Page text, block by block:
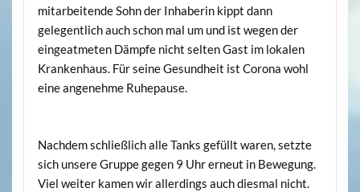
mitarbeitende Sohn der Inhaberin kippt dann
gelegentlich auch schon mal um und ist wegen der
eingeatmeten Dämpfe nicht selten Gast im lokalen
Krankenhaus. Für seine Gesundheit ist Corona wohl
eine angenehme Ruhepause.
Nachdem schließlich alle Tanks gefüllt waren, setzte
sich unsere Gruppe gegen 9 Uhr erneut in Bewegung.
Viel weiter kamen wir allerdings auch diesmal nicht.